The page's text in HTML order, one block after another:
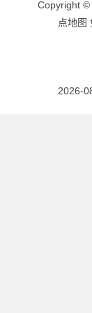
Copyright ©
点地图
2026-